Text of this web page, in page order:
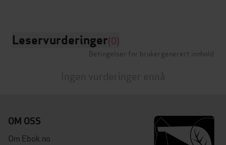
Leservurderinger(0)
Betingelser for brukergenerert innhold
Ingen vurderinger ennå
OM OSS
Om Ebok.no